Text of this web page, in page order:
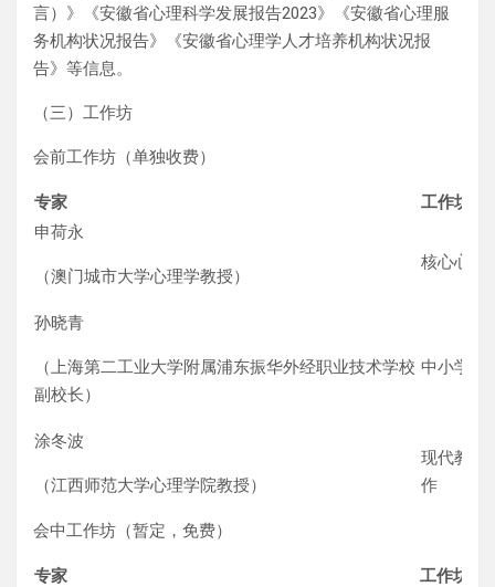
言）》《安徽省心理科学发展报告2023》《安徽省心理服
务机构状况报告》《安徽省心理学人才培养机构状况报
告》等信息。
（三）工作坊
会前工作坊（单独收费）
专家
工作坊
申荷永
（澳门城市大学心理学教授）
核心心理
孙晓青
（上海第二工业大学附属浦东振华外经职业技术学校
副校长）
中小学校
涂冬波
（江西师范大学心理学院教授）
现代教育
作
会中工作坊（暂定，免费）
专家
工作坊